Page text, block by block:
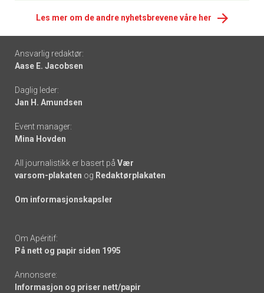
Les mer om de andre nyhetsbrevene våre her
Footer
-
links
Ansvarlig redaktør:
Aase E. Jacobsen
Daglig leder:
Jan H. Amundsen
Event manager:
Mina Hovden
All journalistikk er basert på Vær
varsom-plakaten og Redaktørplakaten
Om informasjonskapsler
Om Apéritif:
På nett og papir siden 1995
Annonsere:
Informasjon og priser nett/papir